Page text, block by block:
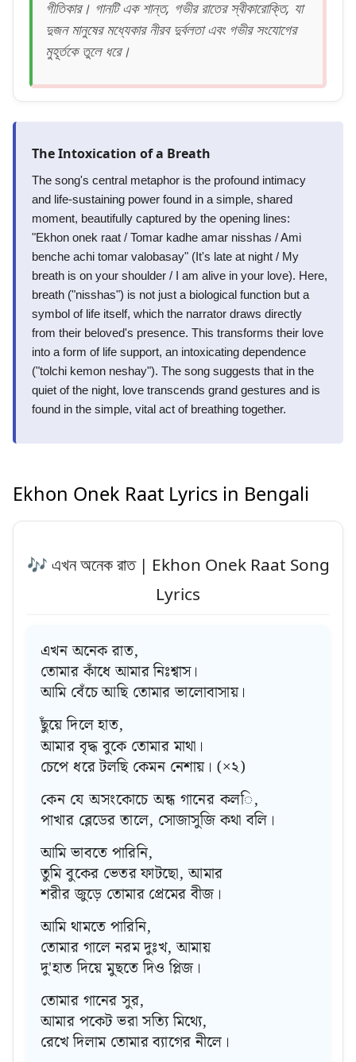
গীতিকার। গানটি এক শান্ত, গভীর রাতের স্বীকারোক্তি, যা
দুজন মানুষের মধ্যেকার নীরব দুর্বলতা এবং গভীর সংযোগের
মুহূর্তকে তুলে ধরে।
The Intoxication of a Breath
The song's central metaphor is the profound intimacy
and life-sustaining power found in a simple, shared
moment, beautifully captured by the opening lines:
"Ekhon onek raat / Tomar kadhe amar nisshas / Ami
benche achi tomar valobasay" (It's late at night / My
breath is on your shoulder / I am alive in your love). Here,
breath ("nisshas") is not just a biological function but a
symbol of life itself, which the narrator draws directly
from their beloved's presence. This transforms their love
into a form of life support, an intoxicating dependence
("tolchi kemon neshay"). The song suggests that in the
quiet of the night, love transcends grand gestures and is
found in the simple, vital act of breathing together.
Ekhon Onek Raat Lyrics in Bengali
🎶 এখন অনেক রাত | Ekhon Onek Raat Song
Lyrics
এখন অনেক রাত,
তোমার কাঁধে আমার নিঃশ্বাস।
আমি বেঁচে আছি তোমার ভালোবাসায়।
ছুঁয়ে দিলে হাত,
আমার বৃদ্ধ বুকে তোমার মাথা।
চেপে ধরে টলছি কেমন নেশায়। (×২)
কেন যে অসংকোচে অন্ধ গানের কলি,
পাখার ব্লেডের তালে, সোজাসুজি কথা বলি।
আমি ভাবতে পারিনি,
তুমি বুকের ভেতর ফাটছো, আমার
শরীর জুড়ে তোমার প্রেমের বীজ।
আমি থামতে পারিনি,
তোমার গালে নরম দুঃখ, আমায়
দু'হাত দিয়ে মুছতে দিও প্লিজ।
তোমার গানের সুর,
আমার পকেট ভরা সত্যি মিথ্যে,
রেখে দিলাম তোমার ব্যাগের নীলে।